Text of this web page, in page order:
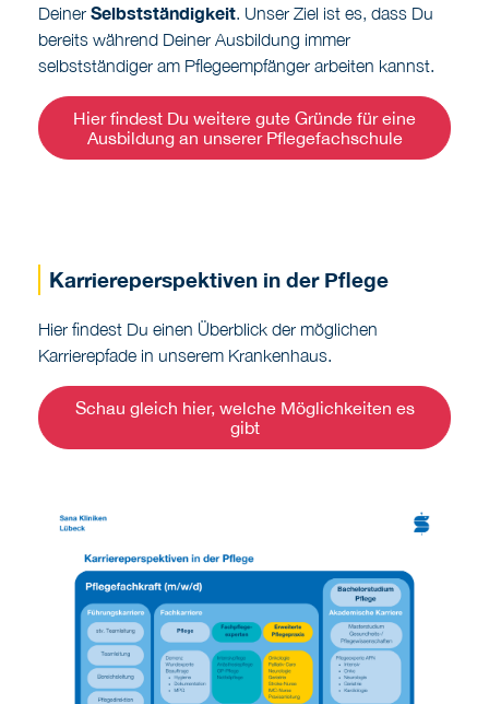
Deiner Selbstständigkeit. Unser Ziel ist es, dass Du
bereits während Deiner Ausbildung immer
selbstständiger am Pflegeempfänger arbeiten kannst.
Hier findest Du weitere gute Gründe für eine
Ausbildung an unserer Pflegefachschule
Karriereperspektiven in der Pflege
Hier findest Du einen Überblick der möglichen
Karrierepfade in unserem Krankenhaus.
Schau gleich hier, welche Möglichkeiten es
gibt